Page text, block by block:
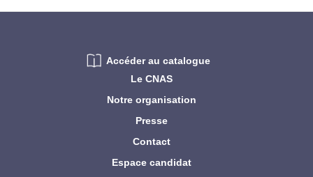
Le CNAS
Notre organisation
Presse
Contact
Espace candidat
Accéder au catalogue